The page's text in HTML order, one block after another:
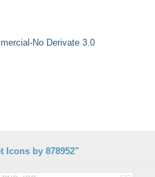
No Derivate 3.0
Icons by 878952"